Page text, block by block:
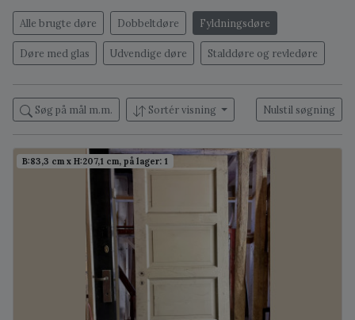
Alle brugte døre Dobbeltdøre Fyldningsdøre
Døre med glas Udvendige døre Stalddøre og revledøre
Søg på mål m.m. Sortér visning Nulstil søgning
B:83,3 cm x H:207,1 cm, på lager: 1